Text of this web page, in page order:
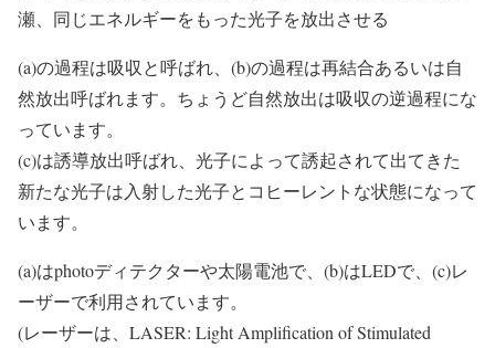
瀬、同じエネルギーをもった光子を放出させる
(a)の過程は吸収と呼ばれ、(b)の過程は再結合あるいは自
然放出呼ばれます。ちょうど自然放出は吸収の逆過程にな
っています。
(c)は誘導放出呼ばれ、光子によって誘起されて出てきた
新たな光子は入射した光子とコヒーレントな状態になって
います。
(a)はphotoディテクターや太陽電池で、(b)はLEDで、(c)レ
ーザーで利用されています。
(レーザーは、LASER: Light Amplification of Stimulated